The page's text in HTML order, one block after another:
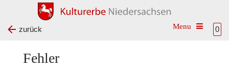
0
Toggle
zurück
Fehler